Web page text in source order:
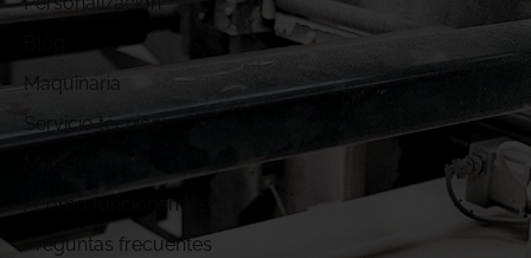
Maquinaria
Servicio técnico
¿Cómo funcionamos?
Preguntas frecuentes